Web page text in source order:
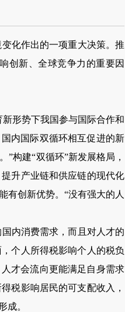
化作出的一项重大决策。推
创新、全球竞争力的重要因
形势下我国参与国际合作和
内国际双循环相互促进的新
”构建“双循环”新发展格局，
升产业链和供应链的现代化
有创新优势。“没有强大的人
内消费需求，而且对人才的
个人所得税影响个人的税负
才会流向更能满足自身需求
税影响居民的可支配收入，
成。